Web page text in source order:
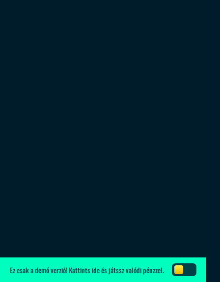
Ez csak a demó verzió!Kattints ideés játssz valódi pénzzel.